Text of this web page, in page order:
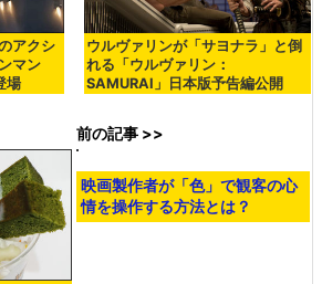
アクシ
マン
場
ウルヴァリンが「サヨナラ」と倒
れる「ウルヴァリン：
SAMURAI」日本版予告編公開
前の記事 >>